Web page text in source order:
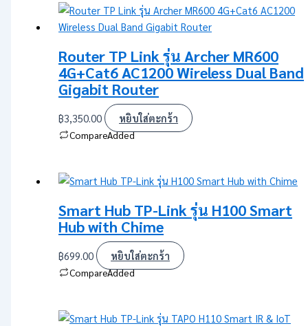
Router TP Link รุ่น Archer MR600
4G+Cat6 AC1200 Wireless Dual Band
Gigabit Router
฿3,350.00 หยิบใส่ตะกร้า
CompareAdded
Smart Hub TP-Link รุ่น H100 Smart
Hub with Chime
฿699.00 หยิบใส่ตะกร้า
CompareAdded